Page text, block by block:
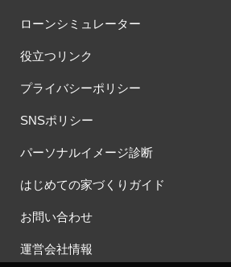
ローンシミュレーター
役立つリンク
プライバシーポリシー
SNSポリシー
パーソナルイメージ診断
はじめての家づくりガイド
お問い合わせ
運営会社情報